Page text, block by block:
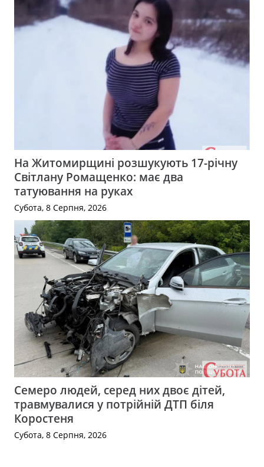
На Житомирщині розшукують 17-річну
Світлану Ромащенко: має два
татуювання на руках
Субота, 8 Серпня, 2026
Семеро людей, серед них двоє дітей,
травмувалися у потрійній ДТП біля
Коростеня
Субота, 8 Серпня, 2026